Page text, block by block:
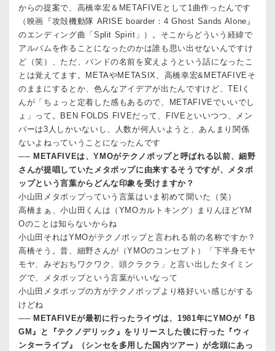
からの提案で、高橋幸宏＆METAFIVEとして1曲作ったんです
（映画『攻殻機動隊 ARISE boarder：4 Ghost Sands Alone』
のエンディング曲「Split Spirit」）。そこからどういう経緯で
アルバムを作ることになったのかは誰も思い出せないんですけ
ど（笑）、ただ、バンドの名前を変えようという話になったこ
とは覚えてます。METAやMETASIX、高橋幸宏&METAFIVEそ
のままにするとか、色んなアイデアが出たんですけど、TEIく
んが「ちょっと定着した感もあるので、METAFIVEでいいでし
ょ」って。BEN FOLDS FIVEだって、FIVEといいつつ、メン
バーは3人しかいないし、人数が何人いようと、あんまり関係
ないよねっていうことになったんです
── METAFIVEは、YMOがテクノポップと呼ばれる以前、細野
さんが提唱していたメタポップに由来するそうですが、メタポ
ップという言葉からどんな印象を受けますか？
小山田 メタポップっていう言葉はいま初めて聞いた（笑）
高橋まぁ、小山田くんは（YMOカルトキング）まりんほどYM
Oのことは知らないからね
小山田 それはYMOがテクノポップと言われる前の名称ですか？
高橋そう。昔、細野さんが（YMOのコンセプト）「下半身モヤ
モヤ、みぞおちワクワク、頭クラクラ」と言い出したタイミン
グで、メタポップという言葉がいいなって
小山田 メタポップの方がテクノポップより格好いい感じがする
けどね
── METAFIVEが最初に行ったライヴは、1981年にYMOが『B
GM』と『テクノデリック』をリリースした後に行った『ウィ
ンターライブ』（シンセを多用した国内ツアー）が念頭にあっ